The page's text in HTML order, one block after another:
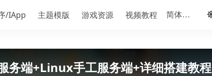
/IApp 主题模版 游戏资源 视频教程
务端+Linux手工服务端+详细搭建教程